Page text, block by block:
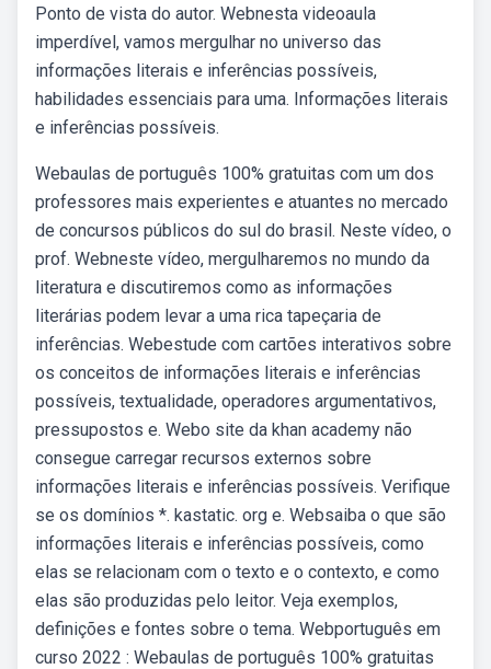
Ponto de vista do autor. Webnesta videoaula
imperdível, vamos mergulhar no universo das
informações literais e inferências possíveis,
habilidades essenciais para uma. Informações literais
e inferências possíveis.
Webaulas de português 100% gratuitas com um dos
professores mais experientes e atuantes no mercado
de concursos públicos do sul do brasil. Neste vídeo, o
prof. Webneste vídeo, mergulharemos no mundo da
literatura e discutiremos como as informações
literárias podem levar a uma rica tapeçaria de
inferências. Webestude com cartões interativos sobre
os conceitos de informações literais e inferências
possíveis, textualidade, operadores argumentativos,
pressupostos e. Webo site da khan academy não
consegue carregar recursos externos sobre
informações literais e inferências possíveis. Verifique
se os domínios *. kastatic. org e. Websaiba o que são
informações literais e inferências possíveis, como
elas se relacionam com o texto e o contexto, e como
elas são produzidas pelo leitor. Veja exemplos,
definições e fontes sobre o tema. Webportuguês em
curso 2022 : Webaulas de português 100% gratuitas